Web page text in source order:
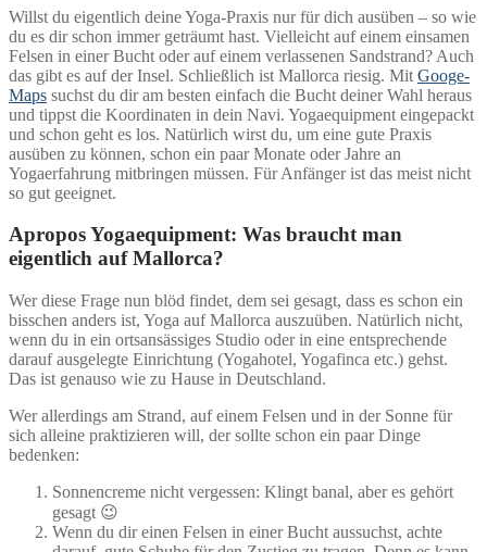
Willst du eigentlich deine Yoga-Praxis nur für dich ausüben – so wie
du es dir schon immer geträumt hast. Vielleicht auf einem einsamen
Felsen in einer Bucht oder auf einem verlassenen Sandstrand? Auch
das gibt es auf der Insel. Schließlich ist Mallorca riesig. Mit Googe-
Maps suchst du dir am besten einfach die Bucht deiner Wahl heraus
und tippst die Koordinaten in dein Navi. Yogaequipment eingepackt
und schon geht es los. Natürlich wirst du, um eine gute Praxis
ausüben zu können, schon ein paar Monate oder Jahre an
Yogaerfahrung mitbringen müssen. Für Anfänger ist das meist nicht
so gut geeignet.
Apropos Yogaequipment: Was braucht man
eigentlich auf Mallorca?
Wer diese Frage nun blöd findet, dem sei gesagt, dass es schon ein
bisschen anders ist, Yoga auf Mallorca auszuüben. Natürlich nicht,
wenn du in ein ortsansässiges Studio oder in eine entsprechende
darauf ausgelegte Einrichtung (Yogahotel, Yogafinca etc.) gehst.
Das ist genauso wie zu Hause in Deutschland.
Wer allerdings am Strand, auf einem Felsen und in der Sonne für
sich alleine praktizieren will, der sollte schon ein paar Dinge
bedenken:
Sonnencreme nicht vergessen: Klingt banal, aber es gehört
gesagt 😉
Wenn du dir einen Felsen in einer Bucht aussuchst, achte